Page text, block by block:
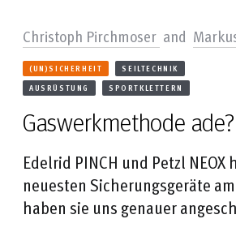
Gaswerkmethode ade?
(UN)SICHERHEIT
SEILTECHNIK
AUSRÜSTUNG
SPORTKLETTERN
Christoph Pirchmoser and
Edelrid PINCH und Petzl NEOX
neuesten Sicherungsgeräte
haben sie uns genauer